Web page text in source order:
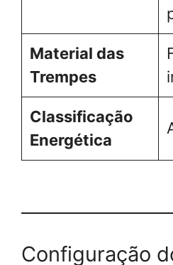
Material das
Trempes
Classificação
Energética
Configuração